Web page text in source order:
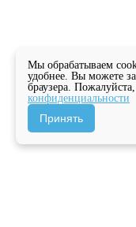
Мы обрабатываем
удобнее. Вы можете
браузера.
конфиденциальности
Принять